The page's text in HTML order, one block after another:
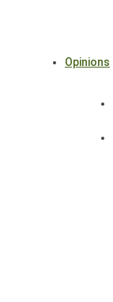
Opinions